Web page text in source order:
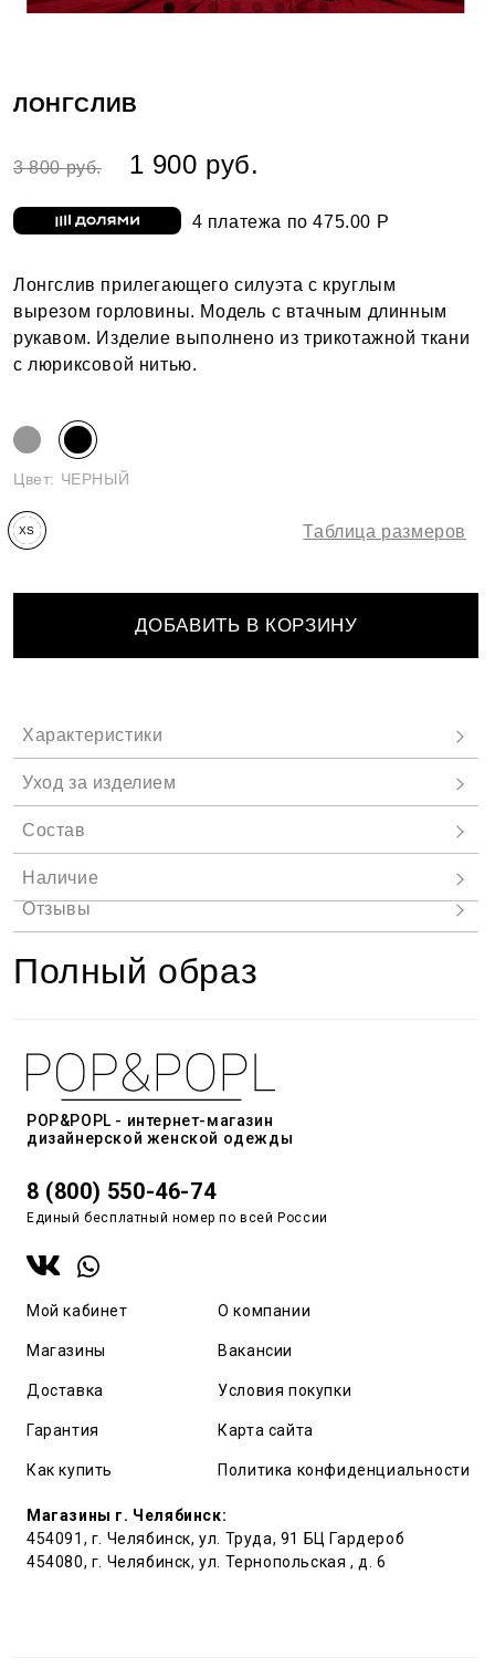
ЛОНГСЛИВ
3 800 руб. 1 900 руб.
4 платежа по 475.00 Р
Лонгслив прилегающего силуэта с круглым
вырезом горловины. Модель с втачным длинным
рукавом. Изделие выполнено из трикотажной ткани
с люриксовой нитью.
Цвет: ЧЕРНЫЙ
XS Таблица размеров
ДОБАВИТЬ В КОРЗИНУ
Полный образ
POP&POPL - интернет-магазин
дизайнерской женской одежды
8 (800) 550-46-74
Единый бесплатный номер по всей России
Мой кабинет
Магазины
Доставка
Гарантия
Как купить
О компании
Вакансии
Условия покупки
Карта сайта
Политика конфиденциальности
Магазины г. Челябинск:
454091, г. Челябинск, ул. Труда, 91 БЦ Гардероб
454080, г. Челябинск, ул. Тернопольская , д. 6